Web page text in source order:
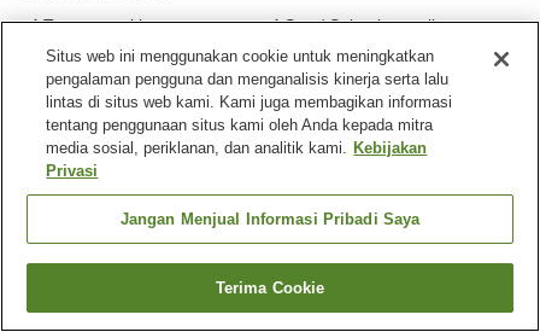
Tempat parkir
Spa / Salon kecantikan
Restoran
Bar
Beranda Thailand Bangkok
Yan Nawa
Chatrium Residence Sathon
Cari kamar
Situs web ini menggunakan cookie untuk meningkatkan
pengalaman pengguna dan menganalisis kinerja serta lalu
lintas di situs web kami. Kami juga membagikan informasi
tentang penggunaan situs kami oleh Anda kepada mitra
media sosial, periklanan, dan analitik kami. Kebijakan
Privasi
Jangan Menjual Informasi Pribadi Saya
Terima Cookie